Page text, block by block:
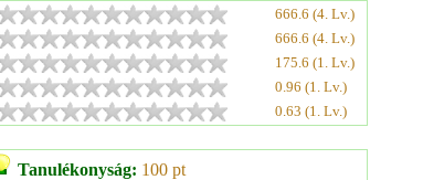
666.6 (4. Lv.)
666.6 (4. Lv.)
175.6 (1. Lv.)
0.96 (1. Lv.)
0.63 (1. Lv.)
Tanulékonyság: 100 pt